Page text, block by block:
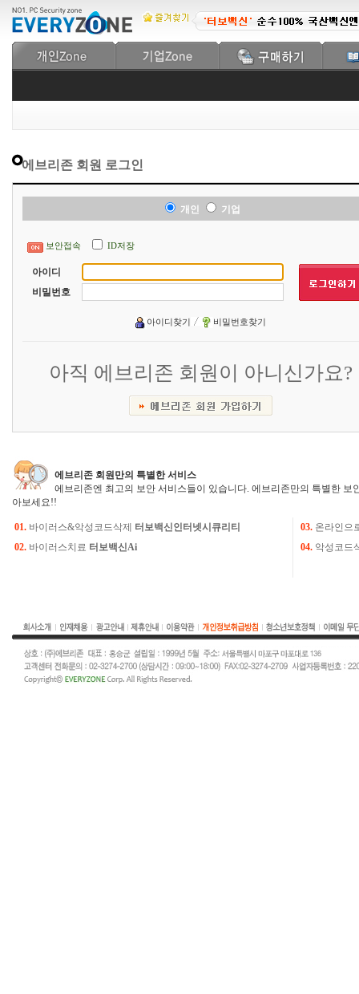
에브리존 회원 로그인
개인 기업
보안접속 ID저장
아이디
비밀번호
아이디찾기 비밀번호찾기
아직 에브리존 회원이 아니신가요?
에브리존 회원만의 특별한 서비스
에브리존엔 최고의 보안 서비스들이 있습니다. 에브리존만의 특별한 보
아보세요!!
01. 바이러스&악성코드삭제 터보백신인터넷시큐리티 03. 온라인으
02. 바이러스치료 터보백신Ai 04. 악성코드